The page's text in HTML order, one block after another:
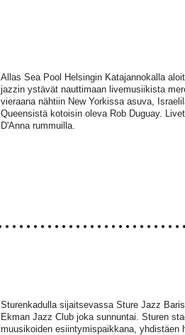
Allas Sea Pool Helsingin Katajannokalla
jazzin ystävät nauttimaan livemusiikista
vieraana nähtiin New Yorkissa asuva,
Queensistä kotoisin oleva Rob Duguay.
D'Anna rummuilla.
Sturenkadulla sijaitsevassa Sture Jazz
Ekman Jazz Club joka sunnuntai. Sturen
muusikoiden esiintymispaikkana, yhdistäen